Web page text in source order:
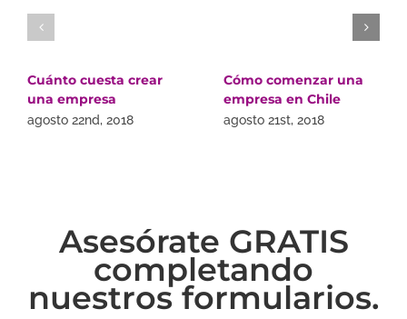
Cuánto cuesta crear
una empresa
agosto 22nd, 2018
Cómo comenzar una
empresa en Chile
agosto 21st, 2018
Asesórate GRATIS
completando
nuestros formularios.